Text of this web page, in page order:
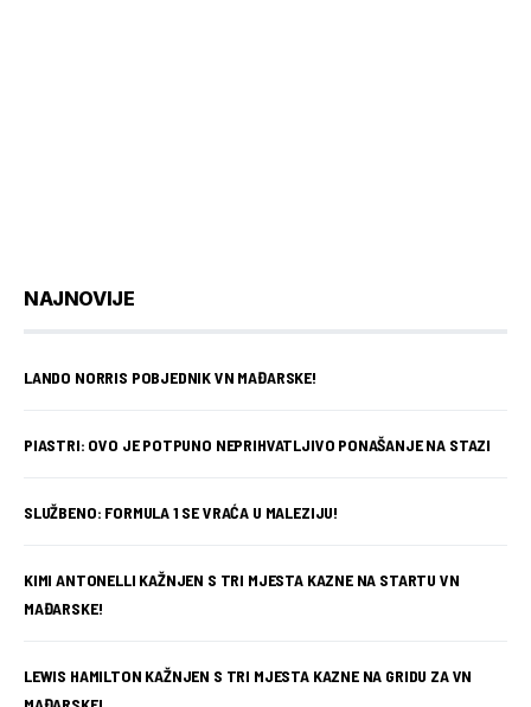
NAJNOVIJE
LANDO NORRIS POBJEDNIK VN MAĐARSKE!
PIASTRI: OVO JE POTPUNO NEPRIHVATLJIVO PONAŠANJE NA STAZI
SLUŽBENO: FORMULA 1 SE VRAĆA U MALEZIJU!
KIMI ANTONELLI KAŽNJEN S TRI MJESTA KAZNE NA STARTU VN
MAĐARSKE!
LEWIS HAMILTON KAŽNJEN S TRI MJESTA KAZNE NA GRIDU ZA VN